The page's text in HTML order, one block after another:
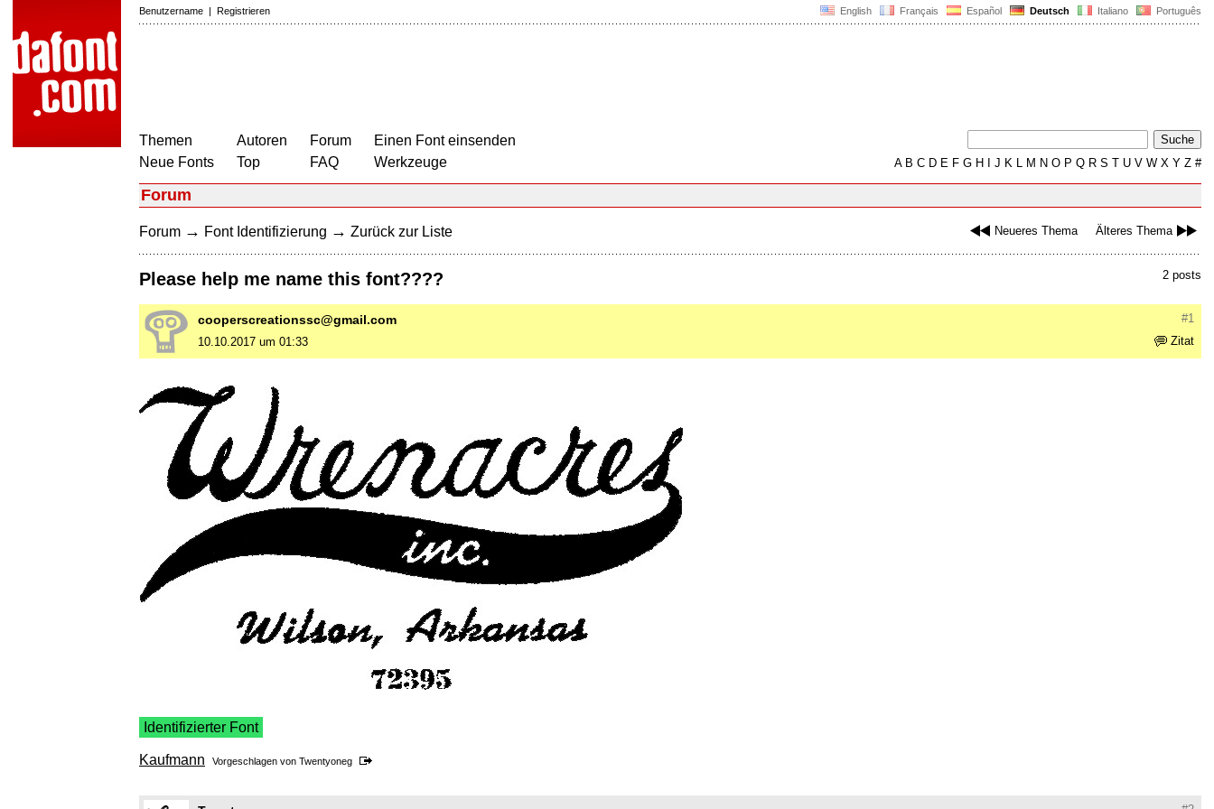
English Français Español Deutsch Italiano Português
Benutzername | Registrieren
Themen
Neue Fonts
Autoren
Top
Forum
FAQ
Einen Font einsenden
Werkzeuge
AB C D E F G H J K L M N O P Q R S T U V W X Y Z #
Forum
Neueres Thema Älteres Thema
Forum → Font Identifizierung → Zurück zur Liste
2 posts
Please help me name this font????
#1
cooperscreationssc@gmail.com
Zitat
10.10.2017 um 01:33
Identifizierter Font
Kaufmann Vorgeschlagen von Twentyoneg